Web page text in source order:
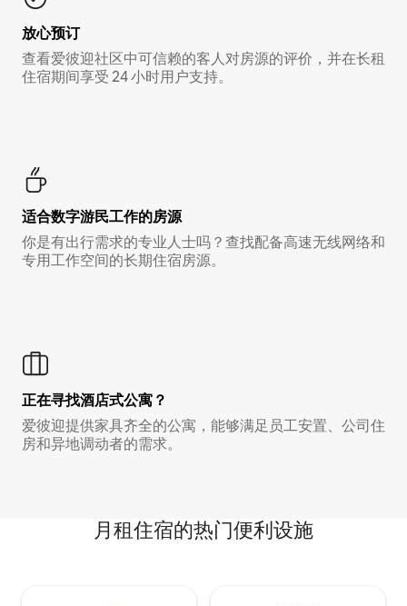
放心预订
查看爱彼迎社区中可信赖的客人对房源的评价，并在长租
住宿期间享受 24 小时用户支持。
适合数字游民工作的房源
你是有出行需求的专业人士吗？查找配备高速无线网络和
专用工作空间的长期住宿房源。
正在寻找酒店式公寓？
爱彼迎提供家具齐全的公寓，能够满足员工安置、公司住
房和异地调动者的需求。
月租住宿的热门便利设施